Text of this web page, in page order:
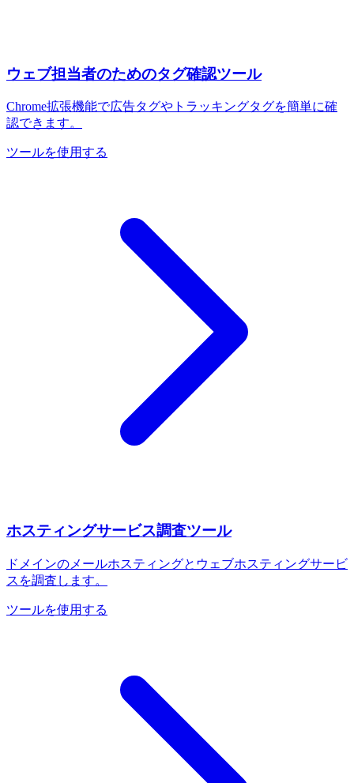
ウェブ担当者のためのタグ確認ツール
Chrome拡張機能で広告タグやトラッキングタグを簡単に確
認できます。
ツールを使用する
ホスティングサービス調査ツール
ドメインのメールホスティングとウェブホスティングサービ
スを調査します。
ツールを使用する